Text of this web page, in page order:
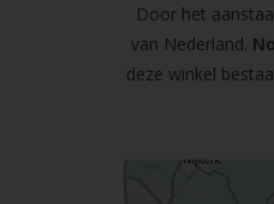
Door het
van Nederland.
deze winkel